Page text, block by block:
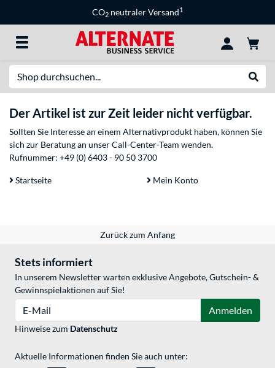
CO2 neutraler Versand1
Der Artikel ist zur Zeit leider nicht verfügbar.
Sollten Sie Interesse an einem Alternativprodukt haben, können Sie
sich zur Beratung an unser Call-Center-Team wenden.
Rufnummer: +49 (0) 6403 - 90 50 3700
Startseite Mein Konto
Zurück zum Anfang
Stets informiert
In unserem Newsletter warten exklusive Angebote, Gutschein- &
Gewinnspielaktionen auf Sie!
Anmelden
Hinweise zum Datenschutz
Aktuelle Informationen finden Sie auch unter: